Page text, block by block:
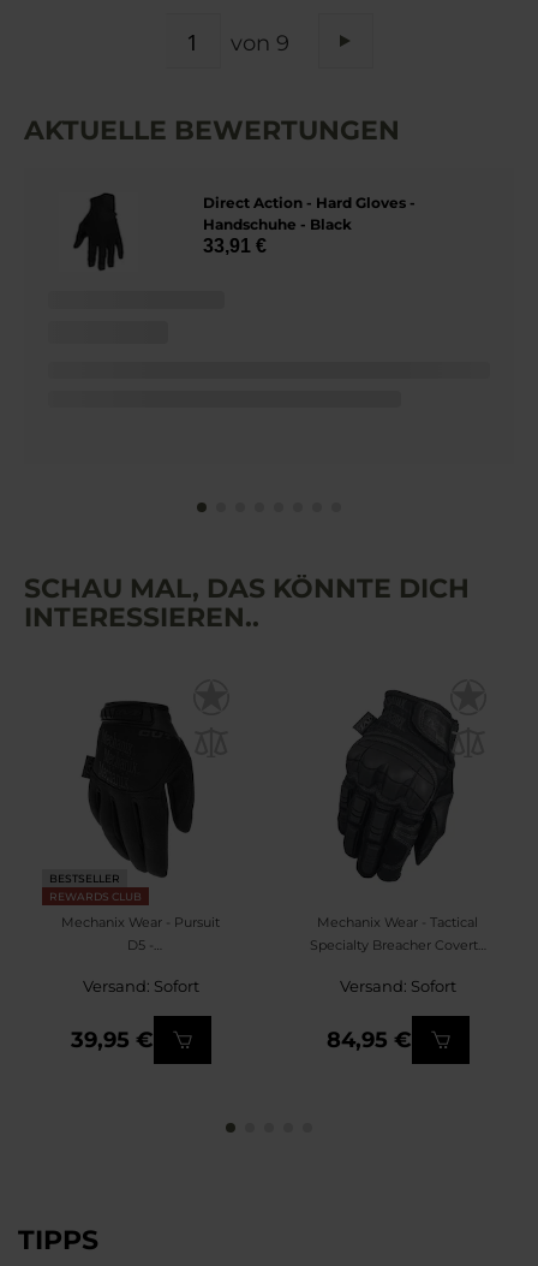
von 9
AKTUELLE BEWERTUNGEN
Direct Action - Hard Gloves -
Handschuhe - Black
33,91 €
SCHAU MAL, DAS KÖNNTE DICH
INTERESSIEREN..
BESTSELLER
REWARDS CLUB
Mechanix Wear - Pursuit
D5 -
Black
Versand: Sofort
39,95 €
Mechanix Wear - Tactical
Specialty Breacher Covert -
Versand: Sofort
84,95 €
TIPPS